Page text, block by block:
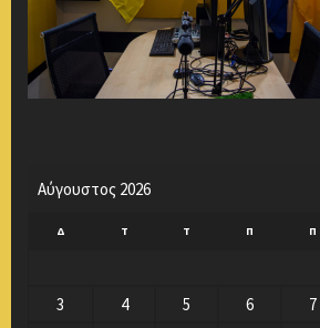
Αύγουστος 2026
Δ Τ Τ Π Π
3
4 5 6 7